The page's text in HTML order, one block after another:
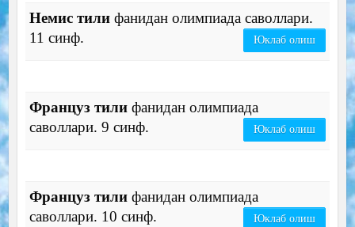
Немис тилифанидан олимпиада саволлари.
11 синф.
Юклаб олиш
Француз тилифанидан олимпиада
саволлари. 9 синф.
Юклаб олиш
Француз тилифанидан олимпиада
саволлари. 10 синф.
Юклаб олиш